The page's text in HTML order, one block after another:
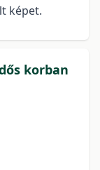
képet.
korban